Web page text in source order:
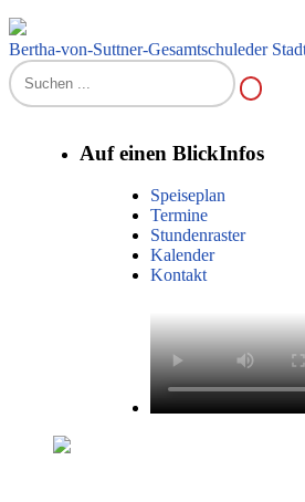
Bertha-von-Suttner-Gesamtschuleder
Auf einen BlickInfos
Speiseplan
Termine
Stundenraster
Kalender
Kontakt